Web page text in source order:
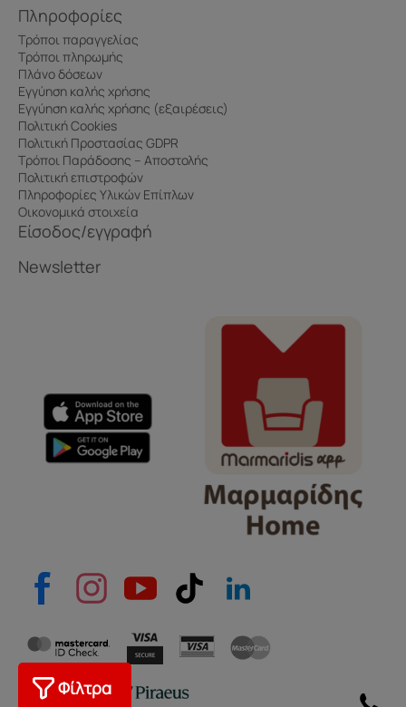
Φίλτρα
Πληροφορίες
Τρόποι παραγγελίας
Τρόποι πληρωμής
Πλάνο δόσεων
Εγγύηση καλής χρήσης
Εγγύηση καλής χρήσης (εξαιρέσεις)
Πολιτική Cookies
Πολιτική Προστασίας GDPR
Τρόποι Παράδοσης – Αποστολής
Πολιτική επιστροφών
Πληροφορίες Υλικών Επίπλων
Οικονομικά στοιχεία
Είσοδος/εγγραφή
Newsletter